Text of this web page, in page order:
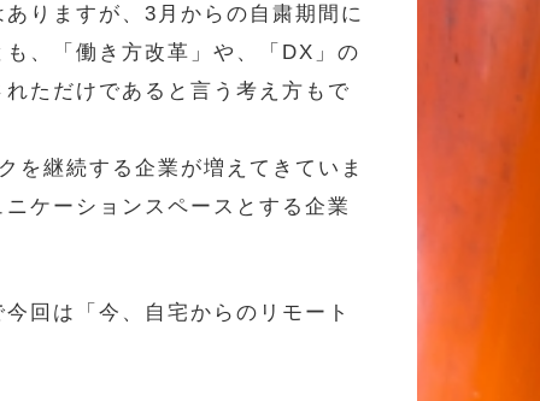
りますが、3月からの自粛期間に
、「働き方改革」や、「DX」の
ただけであると言う考え方もで
を継続する企業が増えてきていま
ケーションスペースとする企業
回は「今、自宅からのリモート